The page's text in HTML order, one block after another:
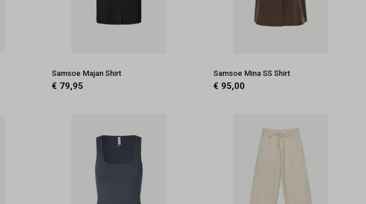
Samsoe Majan Shirt
€ 79,95
Samsoe Mina SS Shirt
€ 95,00